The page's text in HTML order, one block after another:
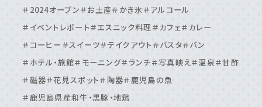
＃伊集院周辺
＃吉⽥・吉野周辺
＃天⽂館周辺
＃桜島周辺
＃鴨池・与次郎周辺 ＃鹿児島駅周辺
＃2024オープン＃お土産＃かき氷 ＃アルコール
＃イベントレポート＃エスニック料理 ＃カフェ＃カレー
＃コーヒー ＃スイーツ＃テイクアウト ＃パスタ＃パン
＃ホテル・旅館＃モーニング＃ランチ＃写真映え ＃温泉＃甘酢
＃磁器＃花見スポット＃陶器＃鹿児島の魚
＃鹿児島県産和牛・黒豚・地鶏